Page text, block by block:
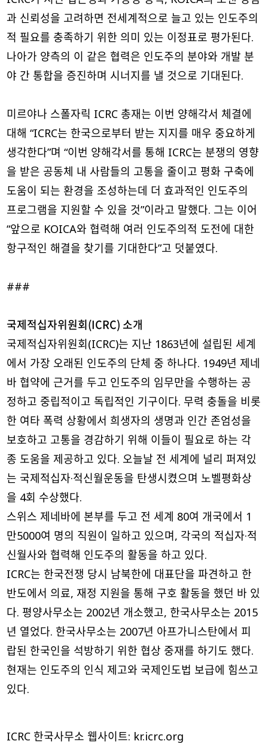
과 신뢰성을 고려하면 전세계적으로 늘고 있는 인도주의
적 필요를 충족하기 위한 의미 있는 이정표로 평가된다.
나아가 양측의 이 같은 협력은 인도주의 분야와 개발 분
야 간 통합을 증진하며 시너지를 낼 것으로 기대된다.
미르야나 스폴자릭 ICRC 총재는 이번 양해각서 체결에
대해 “ICRC는 한국으로부터 받는 지지를 매우 중요하게
생각한다”며 “이번 양해각서를 통해 ICRC는 분쟁의 영향
을 받은 공동체 내 사람들의 고통을 줄이고 평화 구축에
도움이 되는 환경을 조성하는데 더 효과적인 인도주의
프로그램을 지원할 수 있을 것”이라고 말했다. 그는 이어
“앞으로 KOICA와 협력해 여러 인도주의적 도전에 대한
항구적인 해결을 찾기를 기대한다”고 덧붙였다.
###
국제적십자위원회(ICRC) 소개
국제적십자위원회(ICRC)는 지난 1863년에 설립된 세계
에서 가장 오래된 인도주의 단체 중 하나다. 1949년 제네
바 협약에 근거를 두고 인도주의 임무만을 수행하는 공
정하고 중립적이고 독립적인 기구이다. 무력 충돌을 비롯
한 여타 폭력 상황에서 희생자의 생명과 인간 존엄성을
보호하고 고통을 경감하기 위해 이들이 필요로 하는 각
종 도움을 제공하고 있다. 오늘날 전 세계에 널리 퍼져있
는 국제적십자·적신월운동을 탄생시켰으며 노벨평화상
을 4회 수상했다.
스위스 제네바에 본부를 두고 전 세계 80여 개국에서 1
만5000여 명의 직원이 일하고 있으며, 각국의 적십자·적
신월사와 협력해 인도주의 활동을 하고 있다.
ICRC는 한국전쟁 당시 남북한에 대표단을 파견하고 한
반도에서 의료, 재정 지원을 통해 구호 활동을 했던 바 있
다. 평양사무소는 2002년 개소했고, 한국사무소는 2015
년 열었다. 한국사무소는 2007년 아프가니스탄에서 피
랍된 한국인을 석방하기 위한 협상 중재를 하기도 했다.
현재는 인도주의 인식 제고와 국제인도법 보급에 힘쓰고
있다.
ICRC 한국사무소 웹사이트: kr.icrc.org